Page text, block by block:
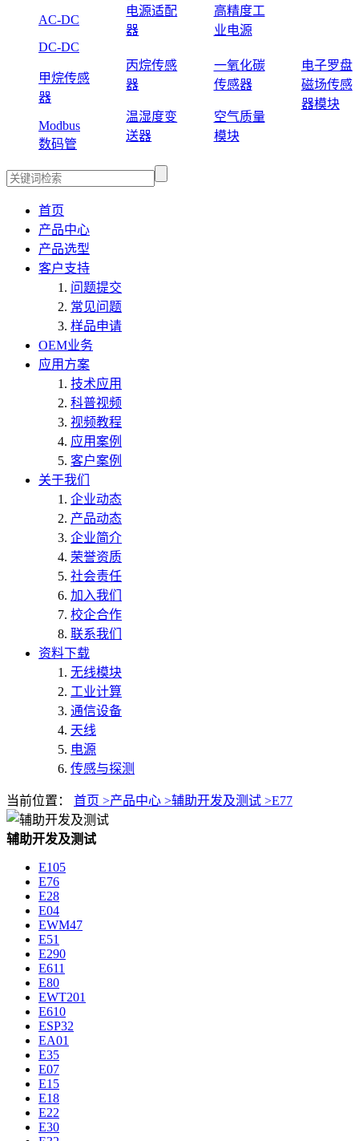
AC-DC
DC-DC
电源适配
器
高精度工
业电源
甲烷传感
器
Modbus
数码管
丙烷传感
器
温湿度变
送器
一氧化碳
传感器
空气质量
模块
电子罗盘
磁场传感
器模块
首页
产品中心
产品选型
客户支持
问题提交
常见问题
样品申请
OEM业务
应用方案
技术应用
科普视频
视频教程
应用案例
客户案例
关于我们
企业动态
产品动态
企业简介
荣誉资质
社会责任
加入我们
校企合作
联系我们
资料下载
无线模块
工业计算
通信设备
天线
电源
传感与探测
当前位置： 首页 >产品中心 >辅助开发及测试 >E77
辅助开发及测试
E105
E76
E28
E04
EWM47
E51
E290
E611
E80
EWT201
E610
ESP32
EA01
E35
E07
E15
E18
E22
E30